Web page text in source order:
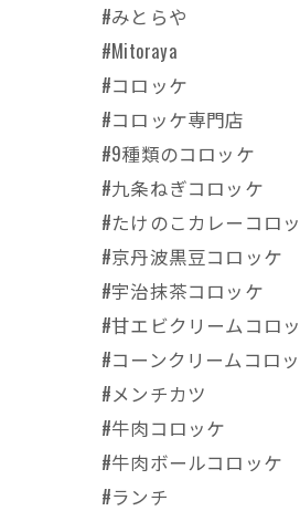
#みとらや
#Mitoraya
#コロッケ
#コロッケ専門店
#9種類のコロッケ
#九条ねぎコロッケ
#たけのこカレーコロ
#京丹波黒豆コロッケ
#宇治抹茶コロッケ
#甘エビクリームコロ
#コーンクリームコロ
#メンチカツ
#牛肉コロッケ
#牛肉ボールコロッケ
#ランチ